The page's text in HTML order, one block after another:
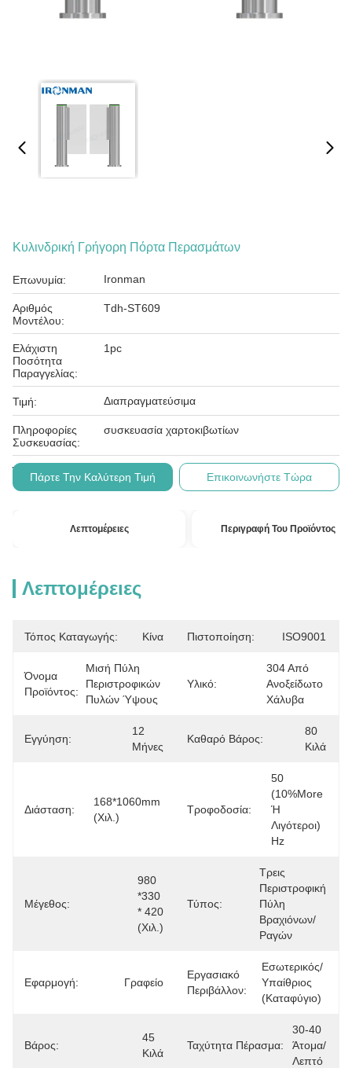
Κυλινδρική Γρήγορη Πόρτα Περασμάτων
Επωνυμία: Ironman
Αριθμός
Μοντέλου:
Tdh-ST609
Ελάχιστη
Ποσότητα
Παραγγελίας:
1pc
Τιμή: Διαπραγματεύσιμα
Πληροφορίες
Συσκευασίας:
συσκευασία χαρτοκιβωτίων
Όροι Πληρωμής:
Πάρτε Την Καλύτερη Τιμή Επικοινωνήστε Τώρα
Λεπτομέρειες Περιγραφή Του Προϊόντος
Λεπτομέρειες
Τόπος Καταγωγής: Κίνα Πιστοποίηση: ISO9001
Όνομα
Προϊόντος:
Μισή Πύλη
Περιστροφικών
Πυλών Ύψους
Υλικό:
304 Από
Ανοξείδωτο
Χάλυβα
Εγγύηση:
12
Μήνες
Καθαρό Βάρος:
80
Κιλά
Διάσταση:
168*1060mm
(χιλ.)
Τροφοδοσία:
50
(10%more
Ή
Λιγότεροι)
Hz
Μέγεθος:
980
*330
* 420
(χιλ.)
Τύπος:
Τρεις
Περιστροφική
Πύλη
Βραχιόνων/
Ραγών
Εφαρμογή: Γραφείο
Εργασιακό
Περιβάλλον:
Εσωτερικός/
Υπαίθριος
(καταφύγιο)
Βάρος:
45
Κιλά
Ταχύτητα Πέρασμα:
30-40
Άτομα/
Λεπτό